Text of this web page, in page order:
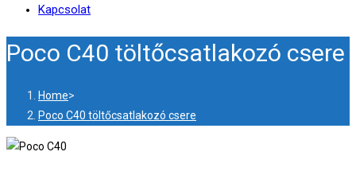
Kapcsolat
Poco C40 töltőcsatlakozó csere
Home>
Poco C40 töltőcsatlakozó csere